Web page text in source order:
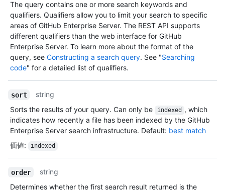
The query contains one or more search keywords and
qualifiers. Qualifiers allow you to limit your search to specific
areas of GitHub Enterprise Server. The REST API supports
different qualifiers than the web interface for GitHub
Enterprise Server. To learn more about the format of the
query, see Constructing a search query. See "Searching
code" for a detailed list of qualifiers.
sort
string
Sorts the results of your query. Can only be
indexed , which
indicates how recently a file has been indexed by the GitHub
Enterprise Server search infrastructure. Default: best match
価値: indexed
order
string
Determines whether the first search result returned is the